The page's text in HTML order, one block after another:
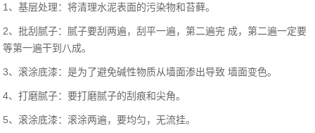
1、基层处理：将清理水泥表面的污染物和苔藓。
2、批刮腻子：腻子要刮两遍，刮平一遍，第二遍完 成，第二遍一定要
等第一遍干到八成。
3、滚涂底漆：是为了避免碱性物质从墙面渗出导致 墙面变色。
4、打磨腻子：要打磨腻子的刮痕和尖角。
5、滚涂底漆：滚涂两遍，要均匀，无流挂。